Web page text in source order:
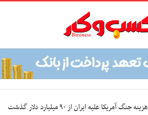
هزینه جنگ آمریکا علیه ایران از ۹۰ میلیارد دلار گذشت